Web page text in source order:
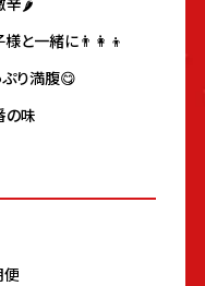
様と一緒に👨‍👩‍👦
り満腹😋
の味
便